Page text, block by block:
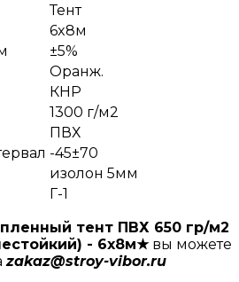
Тент
6x8м
±5%
Оранж.
КНР
1300 г/м2
ПВХ
-45±70
изолон 5мм
Г-1
тент ПВХ 650 гр/м2
- 6x8м★вы можете
zakaz@stroy-vibor.ru